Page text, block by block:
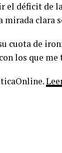
el déficit de
clara
cuota de
los que me